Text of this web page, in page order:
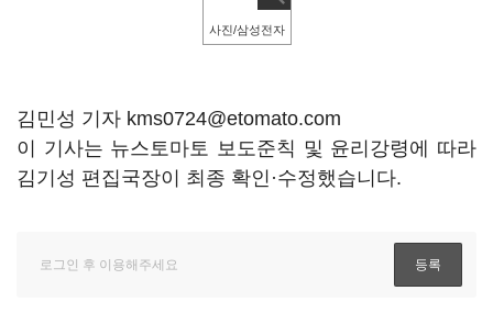
사진/삼성전자
김민성 기자 kms0724@etomato.com
이 기사는 뉴스토마토 보도준칙 및 윤리강령에 따라
김기성 편집국장이 최종 확인·수정했습니다.